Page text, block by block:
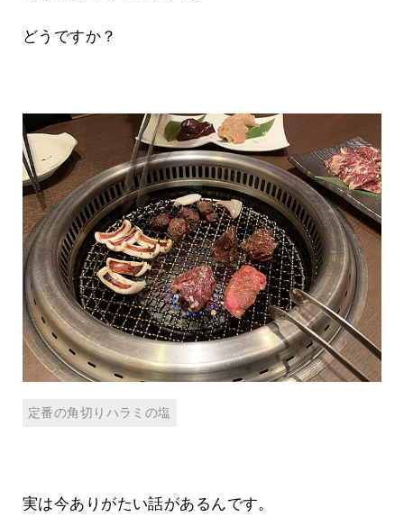
どうですか？
定番の角切りハラミの塩
実は今ありがたい話があるんです。